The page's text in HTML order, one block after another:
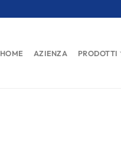
HOME AZIENZA PRODOTTI